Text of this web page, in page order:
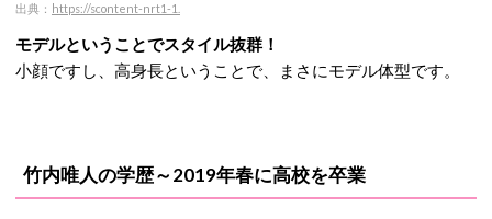
出典： https://scontent-nrt1-1.
モデルということでスタイル抜群！
小顔ですし、高身長ということで、まさにモデル体型です。
竹内唯人の学歴～2019年春に高校を卒業